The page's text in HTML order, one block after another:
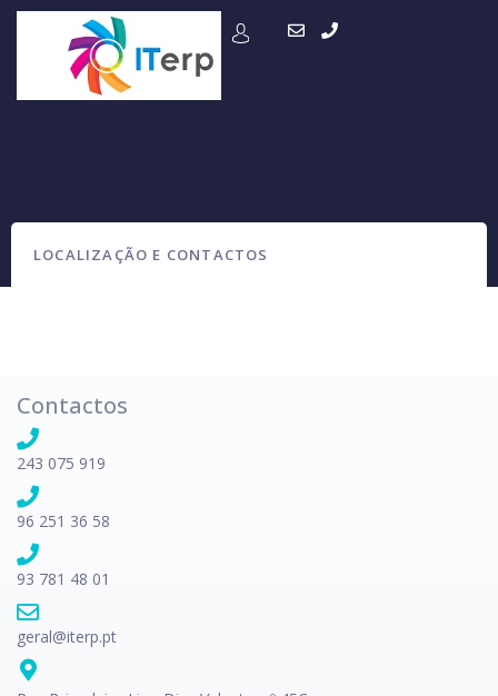
LOCALIZAÇÃO E CONTACTOS
Contactos
243 075 919
96 251 36 58
93 781 48 01
geral@iterp.pt